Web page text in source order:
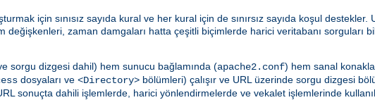
için sınısız sayıda kural ve her kural için de sınırsız sayıda koşul destekler.
değişkenleri, zaman damgaları hatta çeşitli biçimlerde harici veritabanı sorguları
sorgu dizgesi dahil) hem sunucu bağlamında (apache2.conf) hem sanal
dosyaları ve <Directory> bölümleri) çalışır ve URL üzerinde sorgu dizgesi
sonuçta dahili işlemlerde, harici yönlendirmelerde ve vekalet işlemlerinde